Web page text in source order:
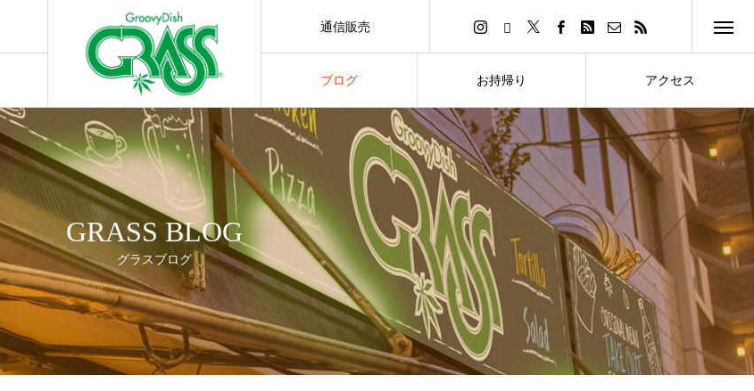
ブログ お持帰り アクセス
通信販売
GRASS BLOG
グラスブログ